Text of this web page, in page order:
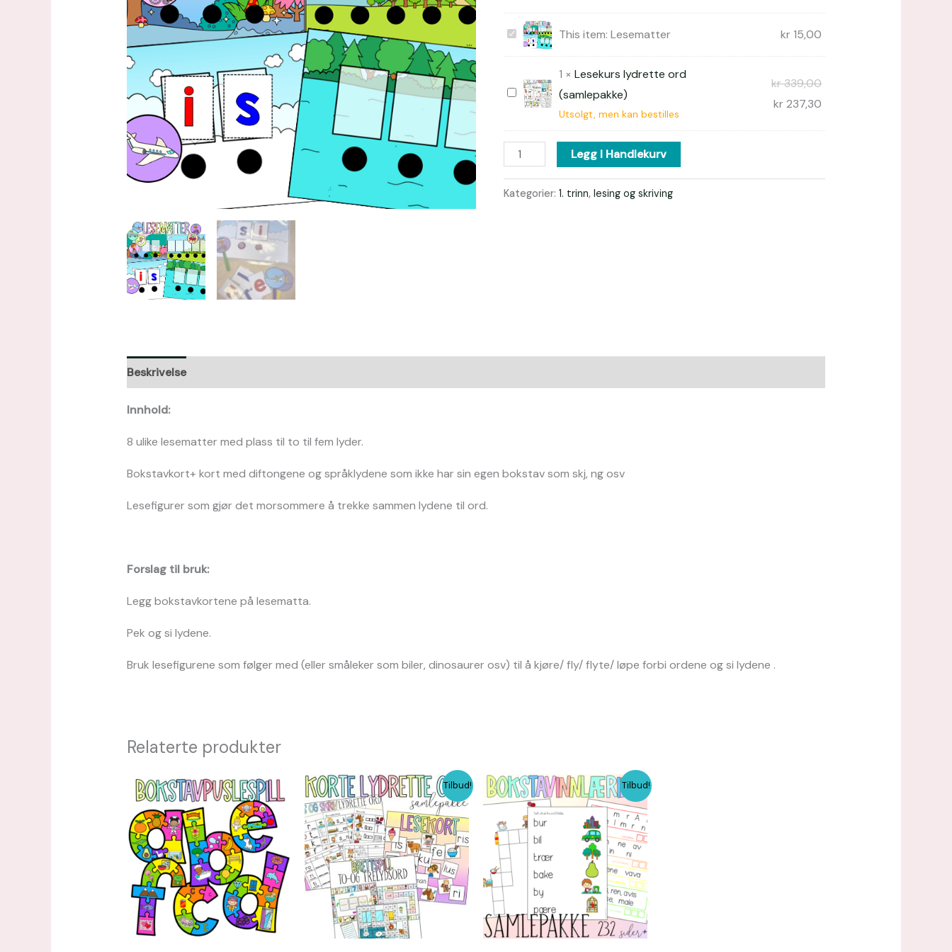
LesematterThis item: Lesematter kr15,00
Lesekurs
ord
(samlepakke)
1 ×Lesekurs lydrette ord
(samlepakke)
Utsolgt, men kan bestilles
kr339,00
kr237,30
Legg I Handlekurv
Kategorier:1. trinn,lesing og skriving
Beskrivelse
Innhold:
8 ulike lesematter med plass til to til fem lyder.
Bokstavkort+ kort med diftongene og språklydene som ikke har sin egen bokstav som skj, ng osv
Lesefigurer som gjør det morsommere å trekke sammen lydene til ord.
Forslag til bruk:
Legg bokstavkortene på lesematta.
Pek og si lydene.
Bruk lesefigurene som følger med (eller småleker som biler, dinosaurer osv) til å kjøre/ fly/ flyte/ løpe forbi ordene og si lydene .
Relaterte produkter
Tilbud!
Opprinnelig
pris
var:
kr 128,00.
Nåværende
pris
kr 96,00.
Tilbud!
Opprinnelig
pris
var:
kr 551,00.
Nåværende
pris
er:
kr 396,72.